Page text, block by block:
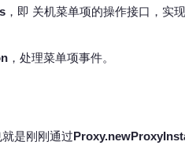
，即 关机菜单项的操作接口，实
，处理菜单项事件。
是刚刚通过